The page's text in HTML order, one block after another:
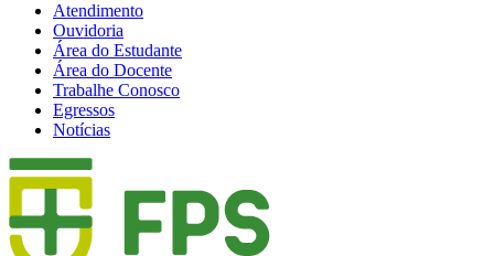
Atendimento
Ouvidoria
Área do Estudante
Área do Docente
Trabalhe Conosco
Egressos
Notícias